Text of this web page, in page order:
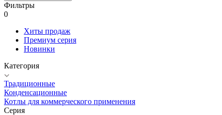
Фильтры
0
Хиты продаж
Премиум серия
Новинки
Категория
Традиционные
Конденсационные
Котлы для коммерческого применения
Серия